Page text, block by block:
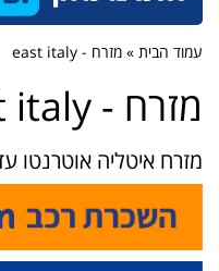
עמוד הבית » מזרח - east italy
מזרח - east italy
מזרח איטליה אוטרנטו